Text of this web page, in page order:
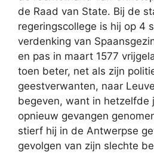
de Raad van State. Bij de
regeringscollege is hij op 4
verdenking van
en pas in maart 1577
toen beter, net als zijn
geestverwanten, naar
begeven, want in hetzelfde
opnieuw gevangen
stierf hij in de Antwerpse
gevolgen van zijn slechte